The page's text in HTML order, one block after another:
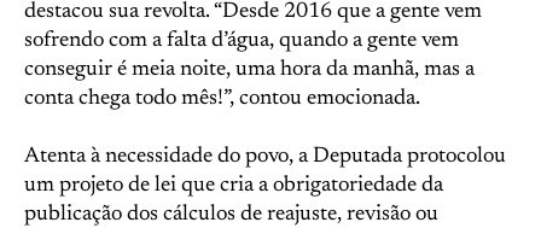
destacou sua revolta. “Desde 2016 que a gente vem
sofrendo com a falta d’água, quando a gente vem
conseguir é meia noite, uma hora da manhã, mas a
conta chega todo mês!”, contou emocionada.
Atenta à necessidade do povo, a Deputada protocolou
um projeto de lei que cria a obrigatoriedade da
publicação dos cálculos de reajuste, revisão ou